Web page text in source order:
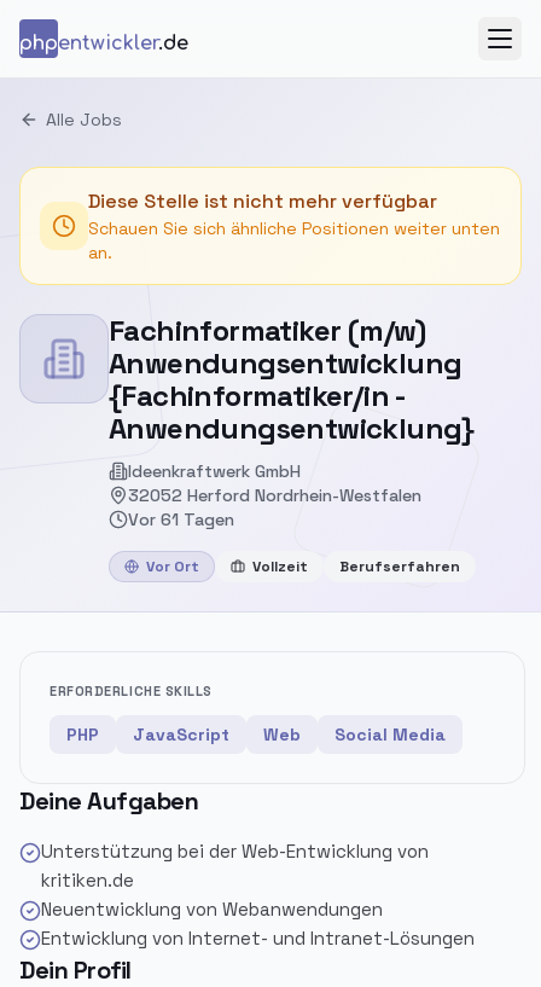
phpentwickler.de
Alle Jobs
Diese Stelle ist nicht mehr verfügbar
Schauen Sie sich ähnliche Positionen weiter unten
an.
Fachinformatiker (m/​w)
Anwendungsentwicklung
{Fachinformatiker/in -
Anwendungsentwicklung}
Ideenkraftwerk GmbH
32052 Herford Nordrhein-Westfalen
Vor 61 Tagen
Vor Ort Vollzeit Berufserfahren
ERFORDERLICHE SKILLS
PHP JavaScript Web Social Media
Deine Aufgaben
Unterstützung bei der Web-Entwicklung von
kritiken.de
Neuentwicklung von Webanwendungen
Entwicklung von Internet- und Intranet-Lösungen
Dein Profil